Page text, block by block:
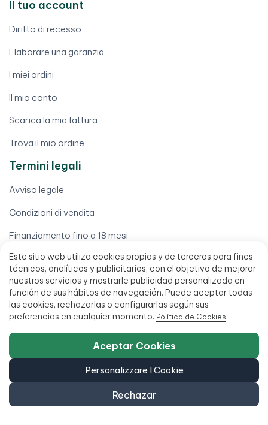
Este sitio web utiliza cookies propias y de terceros para fines
técnicos, analíticos y publicitarios, con el objetivo de mejorar
nuestros servicios y mostrarle publicidad personalizada en
función de sus hábitos de navegación. Puede aceptar todas
las cookies, rechazarlas o configurarlas según sus
preferencias en cualquier momento. Política de Cookies
Rechazar
Personalizzare I Cookie
Aceptar Cookies
Il tuo account
Diritto di recesso
Elaborare una garanzia
I miei ordini
Il mio conto
Scarica la mia fattura
Trova il mio ordine
Termini legali
Avviso legale
Condizioni di vendita
Finanziamento fino a 18 mesi
Politica di accessibilità
951 20 47 46
C/ San Millán 27, 29013 Málaga, Spagna
L - V 9:00 - 14:00 / 15:00 - 18:00